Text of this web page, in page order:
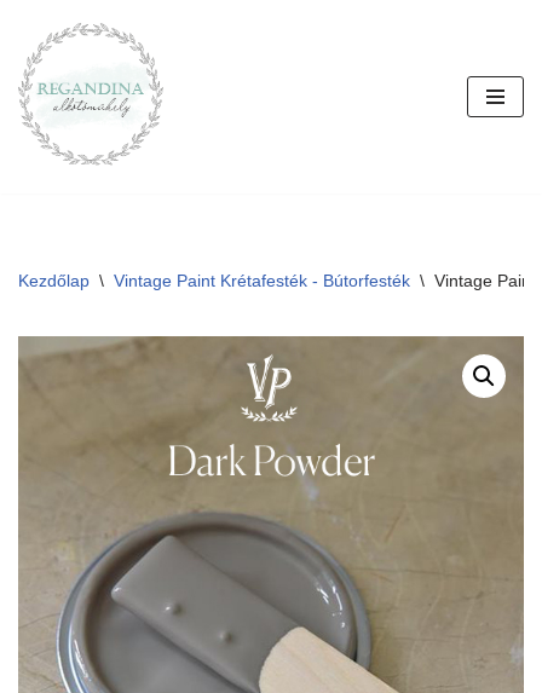
Skip
to
content
Kezdőlap \ Vintage Paint Krétafesték - Bútorfesték \ Vintage Paint